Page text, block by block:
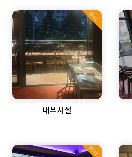
Hot
내부시설
Hot